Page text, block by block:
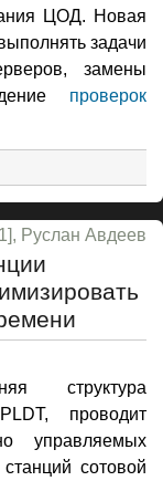
ЦОД. Новая
задачи
замены
проверок
Руслан Авдеев
структура
проводит
управляемых
сотовой